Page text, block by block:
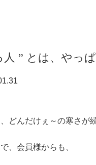
” とは、や
どんだけぇ～の寒さが
、会員様からも、